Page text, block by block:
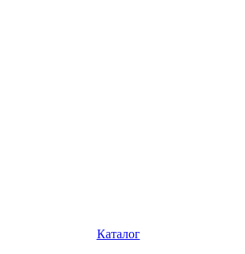
Каталог